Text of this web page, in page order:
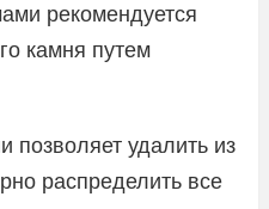
рекомендуется
камня путем
позволяет удалить из
распределить все